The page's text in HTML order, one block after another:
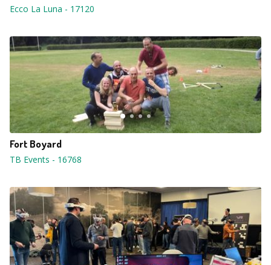
Ecco La Luna - 17120
Fort Boyard
TB Events - 16768